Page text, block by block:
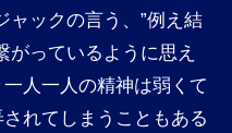
ックの言う、”例え結
っているように思え
人一人の精神は弱くて
れてしまうこともある